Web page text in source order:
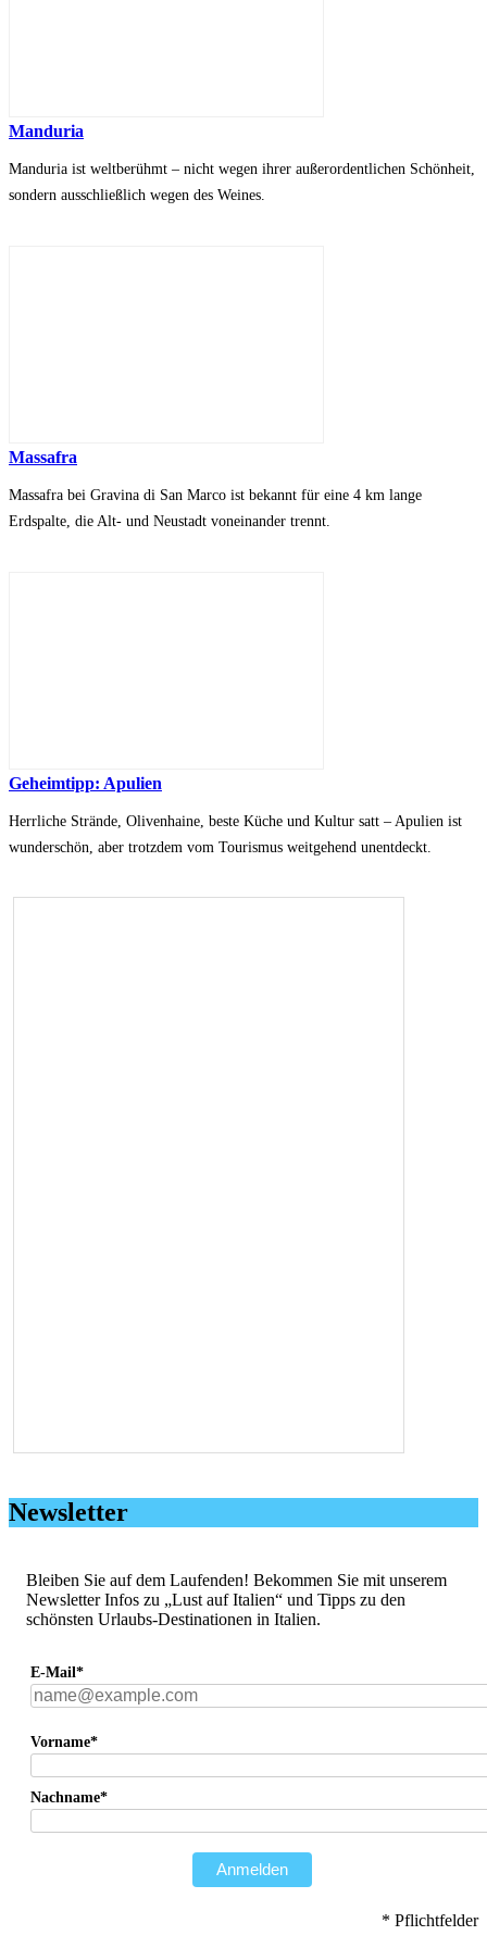
Manduria
Manduria ist weltberühmt – nicht wegen ihrer außerordentlichen Schönheit,
sondern ausschließlich wegen des Weines.
Massafra
Massafra bei Gravina di San Marco ist bekannt für eine 4 km lange
Erdspalte, die Alt- und Neustadt voneinander trennt.
Geheimtipp: Apulien
Herrliche Strände, Olivenhaine, beste Küche und Kultur satt – Apulien ist
wunderschön, aber trotzdem vom Tourismus weitgehend unentdeckt.
Newsletter
Bleiben Sie auf dem Laufenden! Bekommen Sie mit unserem
Newsletter Infos zu „Lust auf Italien“ und Tipps zu den
schönsten Urlaubs-Destinationen in Italien.
E-Mail*
Vorname*
Nachname*
Anmelden
* Pflichtfelder